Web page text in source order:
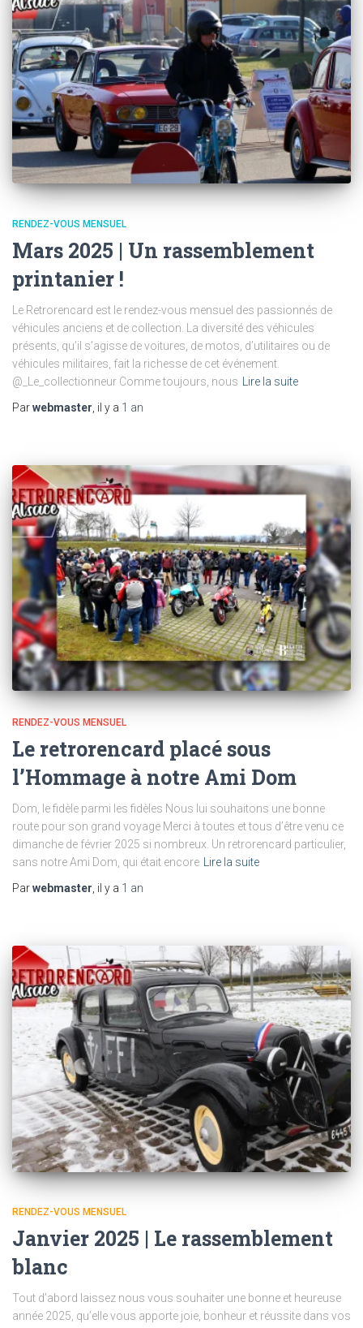
RENDEZ-VOUS MENSUEL
Mars 2025 | Un rassemblement
printanier !
Le Retrorencard est le rendez-vous mensuel des passionnés de
véhicules anciens et de collection. La diversité des véhicules
présents, qu’il s’agisse de voitures, de motos, d’utilitaires ou de
véhicules militaires, fait la richesse de cet événement.
@_Le_collectionneur Comme toujours, nous
Lire la suite
Parwebmaster , il y a 1 an
RENDEZ-VOUS MENSUEL
Le retrorencard placé sous
l’Hommage à notre Ami Dom
Dom, le fidèle parmi les fidèles Nous lui souhaitons une bonne
route pour son grand voyage Merci à toutes et tous d’être venu ce
dimanche de février 2025 si nombreux. Un retrorencard particulier,
sans notre Ami Dom, qui était encore Lire la suite
Parwebmaster, il y a 1 an
RENDEZ-VOUS MENSUEL
Janvier 2025 | Le rassemblement
blanc
Tout d’abord laissez nous vous souhaiter une bonne et heureuse
année 2025, qu’elle vous apporte joie, bonheur et réussite dans vos